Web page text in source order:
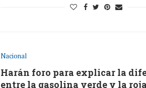
Nacional
Harán foro para explicar la
entre la gasolina verde y la roja